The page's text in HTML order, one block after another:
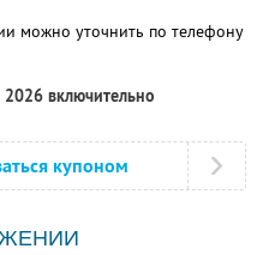
можно уточнить по телефону
включительно
купоном